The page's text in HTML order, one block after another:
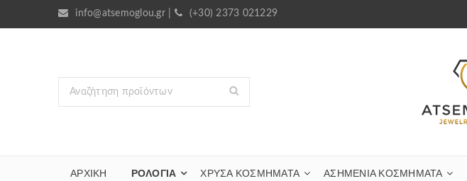
info@atsemoglou.gr| (+30) 2373 021229
ΑΡΧΙΚΗ ΡΟΛΟΓΙΑ ΧΡΥΣΆ ΚΟΣΜΉΜΑΤΑ ΑΣΗΜΈΝΙΑ ΚΟΣΜΉΜΑΤΑ